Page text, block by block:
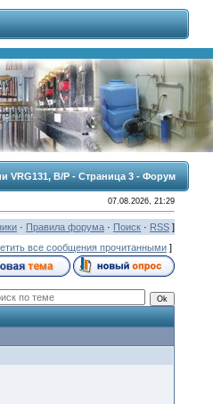
VRG131, В/Р - Страница 3 - Форум
07.08.2026, 21:29
· Правила форума· Поиск· RSS]
все сообщения прочитанными]